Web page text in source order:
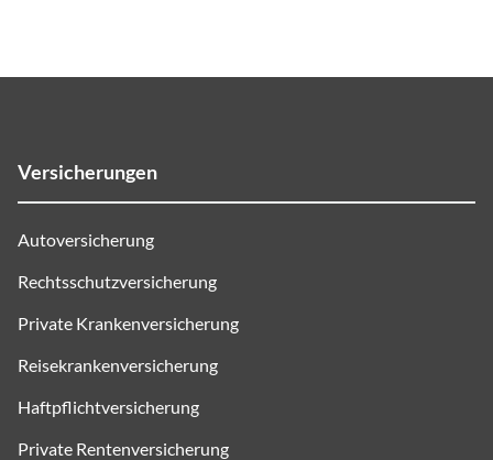
Versicherungen
Autoversicherung
Rechtsschutzversicherung
Private Krankenversicherung
Reisekrankenversicherung
Haftpflichtversicherung
Private Rentenversicherung